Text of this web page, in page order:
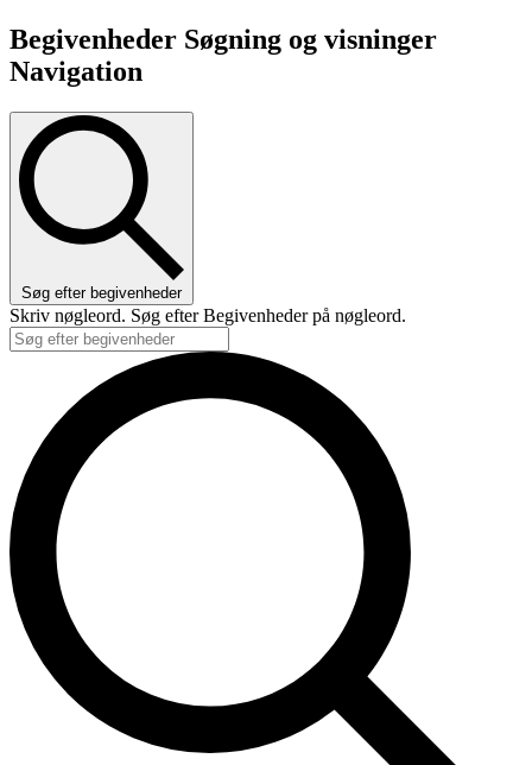
Begivenheder Søgning og visninger
Navigation
Søg efter begivenheder
Skriv nøgleord. Søg efter Begivenheder på nøgleord.